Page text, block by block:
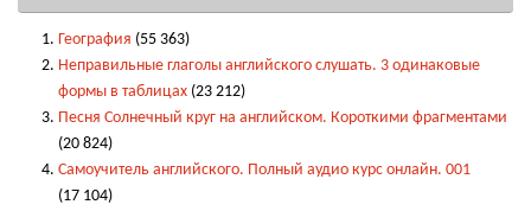
География (55 363)
Неправильные глаголы английского слушать. 3 одинаковые
формы в таблицах (23 212)
Песня Солнечный круг на английском. Короткими фрагментами
(20 824)
Самоучитель английского. Полный аудио курс онлайн. 001
(17 104)